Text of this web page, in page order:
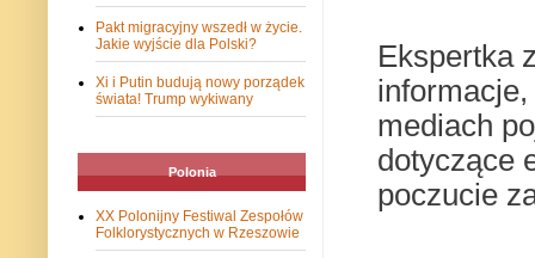
Ekspertka
mediach
dotyczące
poczucie
Pakt migracyjny wszedł w życie.
Jakie wyjście dla Polski?
Xi i Putin budują nowy porządek
świata! Trump wykiwany
Polonia
XX Polonijny Festiwal Zespołów
Folklorystycznych w Rzeszowie